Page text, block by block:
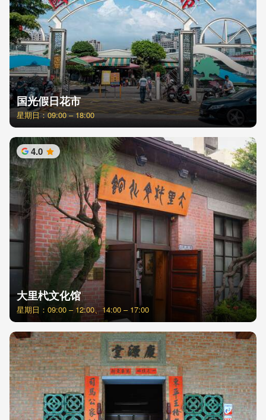
国光假日花市
星期日：09:00 – 18:00
4.0 星
大里杙文化馆
星期日：09:00 – 12:00、14:00 – 17:00